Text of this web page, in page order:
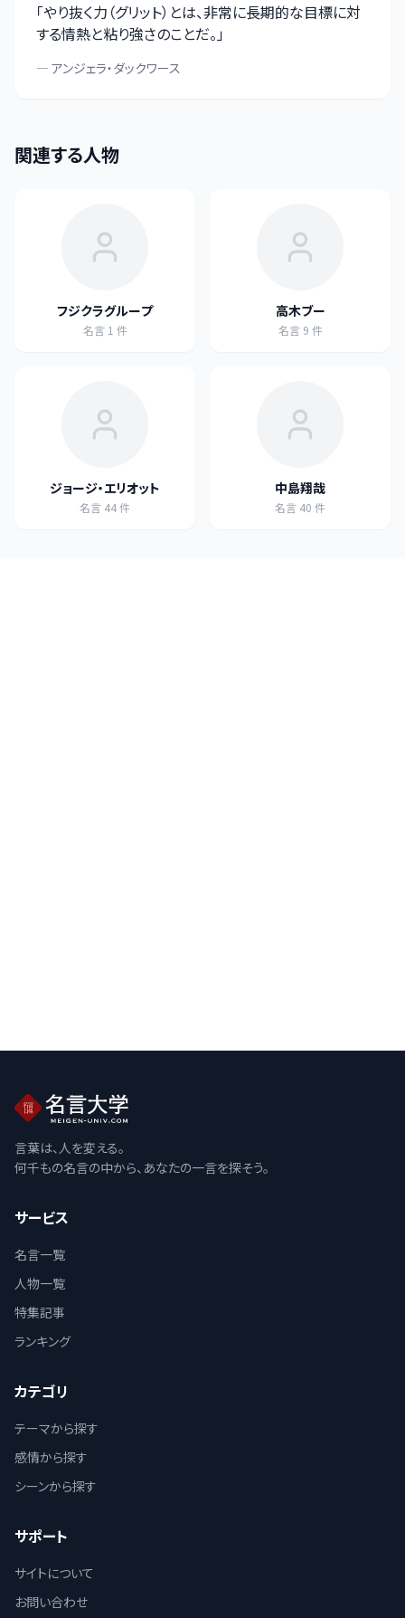
「やり抜く力（グリット）とは、非常に長期的な目標に対
する情熱と粘り強さのことだ。」
— アンジェラ・ダックワース
関連する人物
フジクラグループ
名言 1 件
高木ブー
名言 9 件
ジョージ・エリオット
名言 44件
中島翔哉
名言 40 件
言葉は、人を変える。
何千もの名言の中から、あなたの一言を探そう。
サービス
名言一覧
人物一覧
特集記事
ランキング
カテゴリ
テーマから探す
感情から探す
シーンから探す
サポート
サイトについて
お問い合わせ